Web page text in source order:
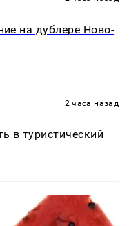
на дублере Ново-
2 часа назад
в туристический